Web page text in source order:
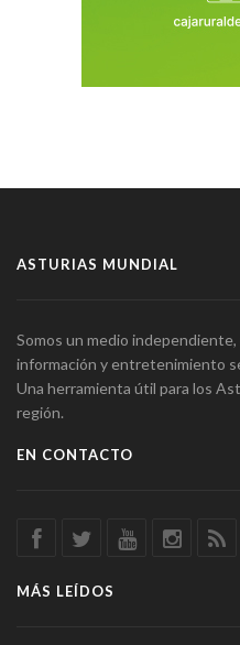
ASTURIAS MUNDIAL
Somos un medio
información y entretenimiento
Una herramienta útil para los
región.
EN CONTACTO
MÁS LEÍDOS